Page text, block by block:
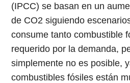
(IPCC) se basan en un
de CO2 siguiendo
consume tanto combustible
requerido por la demanda,
simplemente no es posible,
combustibles fósiles están